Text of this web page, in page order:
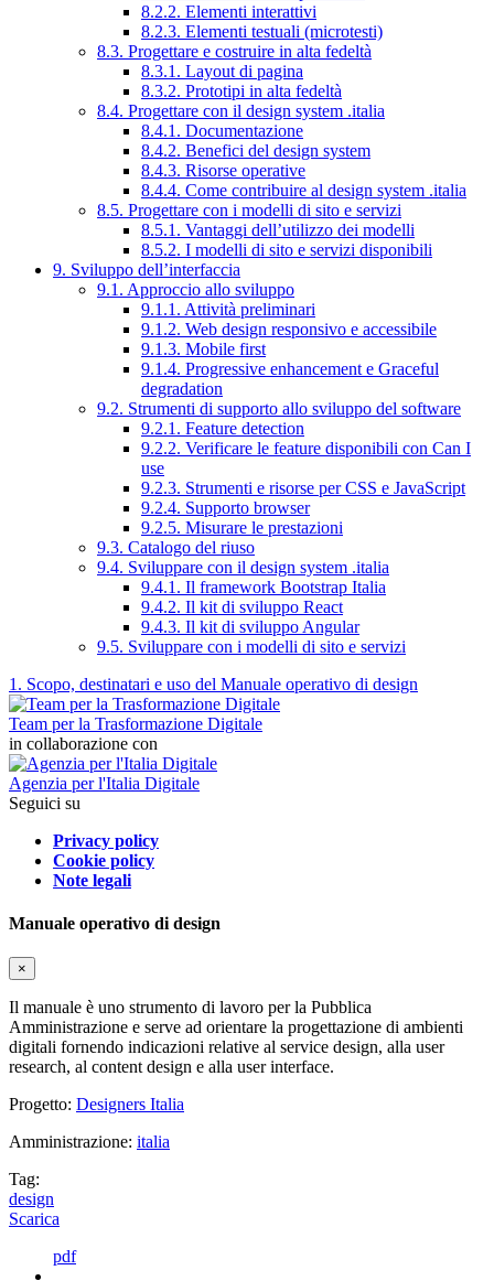
8.2.2. Elementi interattivi
8.2.3. Elementi testuali (microtesti)
8.3. Progettare e costruire in alta fedeltà
8.3.1. Layout di pagina
8.3.2. Prototipi in alta fedeltà
8.4. Progettare con il design system .italia
8.4.1. Documentazione
8.4.2. Benefici del design system
8.4.3. Risorse operative
8.4.4. Come contribuire al design system .italia
8.5. Progettare con i modelli di sito e servizi
8.5.1. Vantaggi dell’utilizzo dei modelli
8.5.2. I modelli di sito e servizi disponibili
9. Sviluppo dell’interfaccia
9.1. Approccio allo sviluppo
9.1.1. Attività preliminari
9.1.2. Web design responsivo e accessibile
9.1.3. Mobile first
9.1.4. Progressive enhancement e Graceful
degradation
9.2. Strumenti di supporto allo sviluppo del software
9.2.1. Feature detection
9.2.2. Verificare le feature disponibili con Can I
use
9.2.3. Strumenti e risorse per CSS e JavaScript
9.2.4. Supporto browser
9.2.5. Misurare le prestazioni
9.3. Catalogo del riuso
9.4. Sviluppare con il design system .italia
9.4.1. Il framework Bootstrap Italia
9.4.2. Il kit di sviluppo React
9.4.3. Il kit di sviluppo Angular
9.5. Sviluppare con i modelli di sito e servizi
1. Scopo, destinatari e uso del Manuale operativo di design
Team per la Trasformazione Digitale
in collaborazione con
Agenzia per l'Italia Digitale
Seguici su
Privacy policy
Cookie policy
Note legali
Manuale operativo di design
×
Il manuale è uno strumento di lavoro per la Pubblica
Amministrazione e serve ad orientare la progettazione di ambienti
digitali fornendo indicazioni relative al service design, alla user
research, al content design e alla user interface.
Progetto: Designers Italia
Amministrazione: italia
Tag:
design
Scarica
pdf